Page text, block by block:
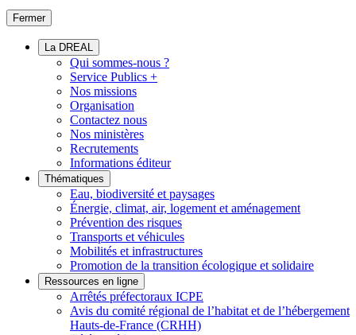
Fermer
La DREAL
Qui sommes-nous ?
Service Publics +
Nos missions
Organisation
Contactez nous
Nos ministères
Recrutements
Informations éditeur
Thématiques
Eau, biodiversité et paysages
Énergie, climat, air, logement et aménagement
Prévention des risques
Transports et véhicules
Mobilités et infrastructures
Promotion de la transition écologique et solidaire
Ressources en ligne
Arrêtés préfectoraux ICPE
Avis du comité régional de l’habitat et de l’hébergement
Hauts-de-France (CRHH)